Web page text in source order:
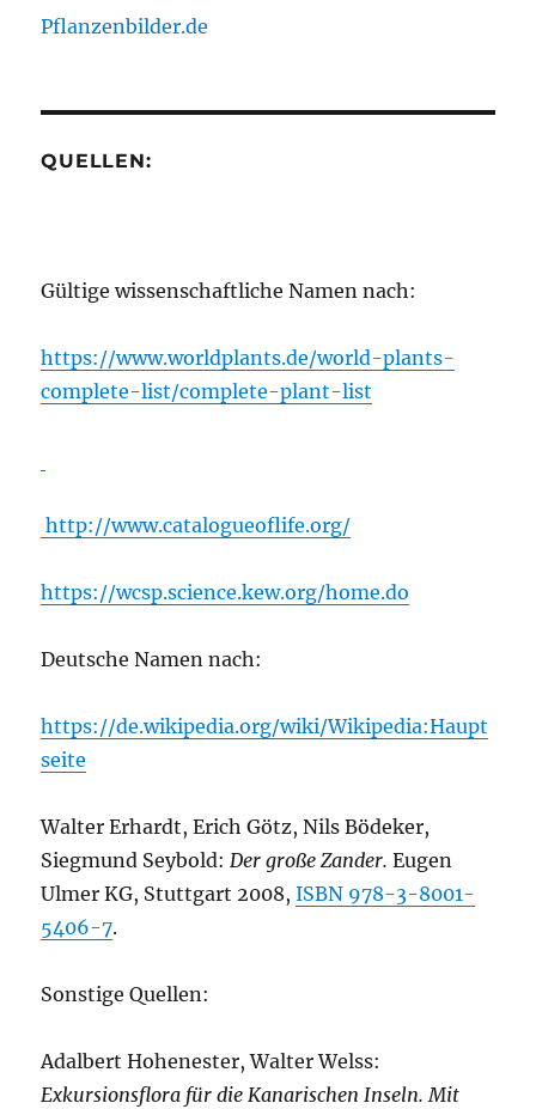
Pflanzenbilder.de
QUELLEN:
Gültige wissenschaftliche Namen nach:
https://www.worldplants.de/world-plants-
complete-list/complete-plant-list
http://www.catalogueoflife.org/
https://wcsp.science.kew.org/home.do
Deutsche Namen nach:
https://de.wikipedia.org/wiki/Wikipedia:Haupt
seite
Walter Erhardt, Erich Götz, Nils Bödeker,
Siegmund Seybold: Der große Zander. Eugen
Ulmer KG, Stuttgart 2008,ISBN 978-3-8001-
5406-7.
Sonstige Quellen:
Adalbert Hohenester, Walter Welss:
Exkursionsflora für die Kanarischen Inseln. Mit